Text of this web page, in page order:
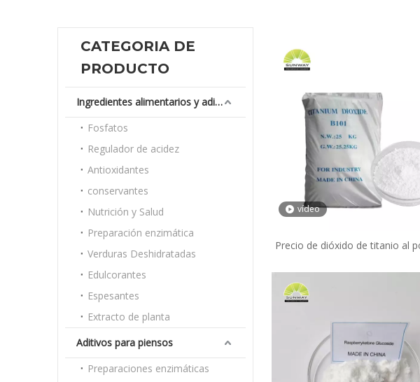
CATEGORIA DE
PRODUCTO
Ingredientes alimentarios y aditivos
Fosfatos
Regulador de acidez
Antioxidantes
conservantes
Nutrición y Salud
Preparación enzimática
Verduras Deshidratadas
Edulcorantes
Espesantes
Extracto de planta
Aditivos para piensos
Preparaciones enzimáticas
vídeo
Precio de dióxido de titanio al
Dióxido de titanio R248